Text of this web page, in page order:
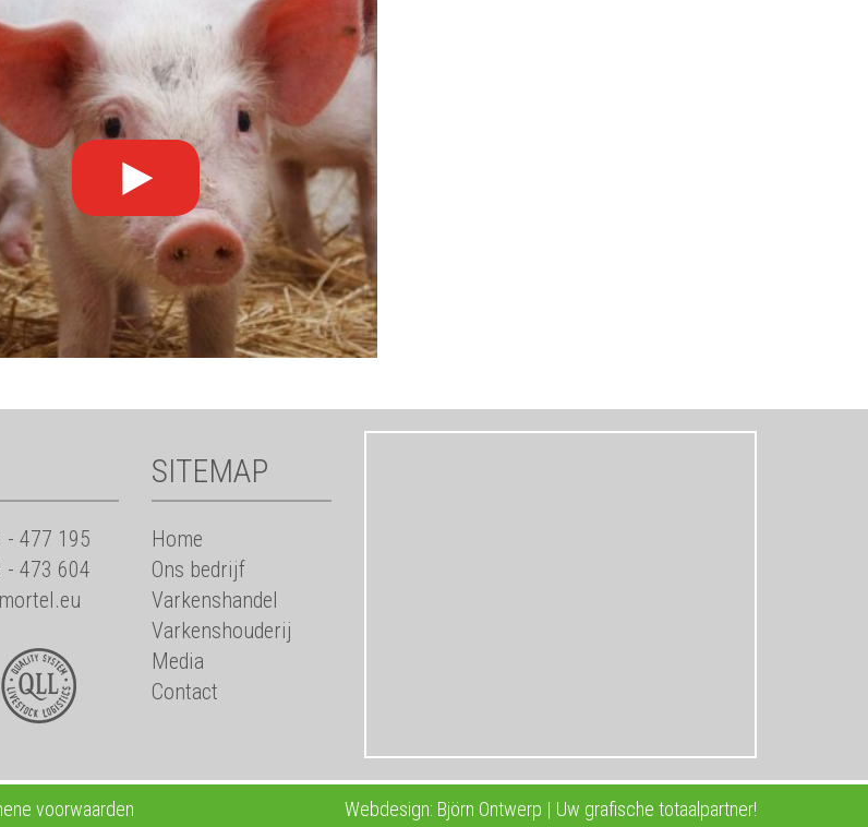
- 477 195
- 473 604
SITEMAP
Home
Ons bedrijf
Varkenshandel
Varkenshouderij
Media
Contact
voorwaarden Webdesign: Björn Ontwerp | Uw grafische totaalpartner!